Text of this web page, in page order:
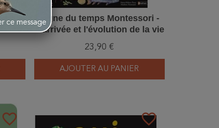
-
Ligne du temps Montessori -
L'arrivée et l'évolution de la vie
sur terre - 2 grandes frises
Montessori + stickers
23,90 €
AJOUTER AU PANIER
favorite_border favorite_border
ce message